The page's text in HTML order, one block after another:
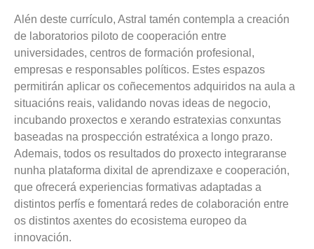
Alén deste currículo, Astral tamén contempla a creación
de laboratorios piloto de cooperación entre
universidades, centros de formación profesional,
empresas e responsables políticos. Estes espazos
permitirán aplicar os coñecementos adquiridos na aula a
situacións reais, validando novas ideas de negocio,
incubando proxectos e xerando estratexias conxuntas
baseadas na prospección estratéxica a longo prazo.
Ademais, todos os resultados do proxecto integraranse
nunha plataforma dixital de aprendizaxe e cooperación,
que ofrecerá experiencias formativas adaptadas a
distintos perfís e fomentará redes de colaboración entre
os distintos axentes do ecosistema europeo da
innovación.